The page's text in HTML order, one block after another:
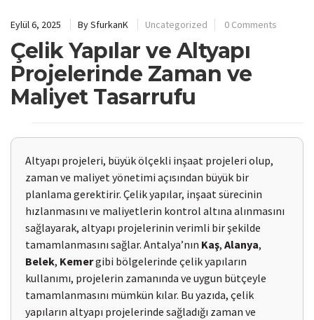
Eylül 6, 2025 BySfurkanK Uncategorized 0 Comments
Çelik Yapılar ve Altyapı
Projelerinde Zaman ve
Maliyet Tasarrufu
Altyapı projeleri, büyük ölçekli inşaat projeleri olup,
zaman ve maliyet yönetimi açısından büyük bir
planlama gerektirir. Çelik yapılar, inşaat sürecinin
hızlanmasını ve maliyetlerin kontrol altına alınmasını
sağlayarak, altyapı projelerinin verimli bir şekilde
tamamlanmasını sağlar. Antalya’nın Kaş, Alanya,
Belek, Kemergibi bölgelerinde çelik yapıların
kullanımı, projelerin zamanında ve uygun bütçeyle
tamamlanmasını mümkün kılar. Bu yazıda, çelik
yapıların altyapı projelerinde sağladığı zaman ve